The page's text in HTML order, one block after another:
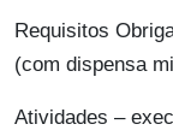
Requisitos
(com dispensa
Atividades –